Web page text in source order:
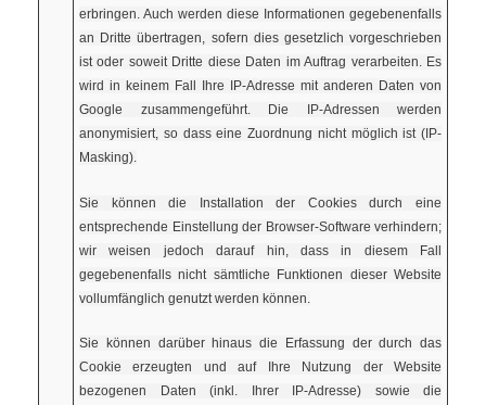
erbringen. Auch werden diese Informationen gegebenenfalls
an Dritte übertragen, sofern dies gesetzlich vorgeschrieben
ist oder soweit Dritte diese Daten im Auftrag verarbeiten. Es
wird in keinem Fall Ihre IP-Adresse mit anderen Daten von
Google zusammengeführt. Die IP-Adressen werden
anonymisiert, so dass eine Zuordnung nicht möglich ist (IP-
Masking).
Sie können die Installation der Cookies durch eine
entsprechende Einstellung der Browser-Software verhindern;
wir weisen jedoch darauf hin, dass in diesem Fall
gegebenenfalls nicht sämtliche Funktionen dieser Website
vollumfänglich genutzt werden können.
Sie können darüber hinaus die Erfassung der durch das
Cookie erzeugten und auf Ihre Nutzung der Website
bezogenen Daten (inkl. Ihrer IP-Adresse) sowie die